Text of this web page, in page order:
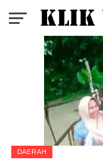
DAERAH